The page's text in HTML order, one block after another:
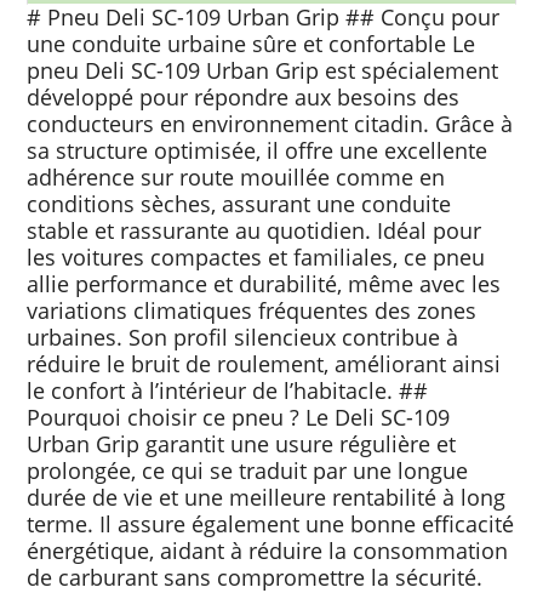
# Pneu Deli SC-109 Urban Grip ## Conçu pour
une conduite urbaine sûre et confortable Le
pneu Deli SC-109 Urban Grip est spécialement
développé pour répondre aux besoins des
conducteurs en environnement citadin. Grâce à
sa structure optimisée, il offre une excellente
adhérence sur route mouillée comme en
conditions sèches, assurant une conduite
stable et rassurante au quotidien. Idéal pour
les voitures compactes et familiales, ce pneu
allie performance et durabilité, même avec les
variations climatiques fréquentes des zones
urbaines. Son profil silencieux contribue à
réduire le bruit de roulement, améliorant ainsi
le confort à l’intérieur de l’habitacle. ##
Pourquoi choisir ce pneu ? Le Deli SC-109
Urban Grip garantit une usure régulière et
prolongée, ce qui se traduit par une longue
durée de vie et une meilleure rentabilité à long
terme. Il assure également une bonne efficacité
énergétique, aidant à réduire la consommation
de carburant sans compromettre la sécurité.